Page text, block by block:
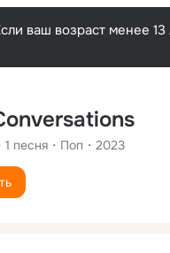
ваш возраст менее
1 песня Поп 2023